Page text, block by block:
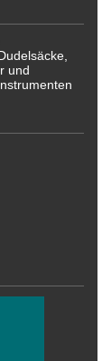
und